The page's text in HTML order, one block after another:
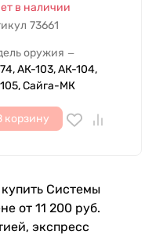
в наличии
73661
оружия —
АК-103, АК-104,
Сайга-МК
корзину
Системы
от 11 200 руб.
экспресс